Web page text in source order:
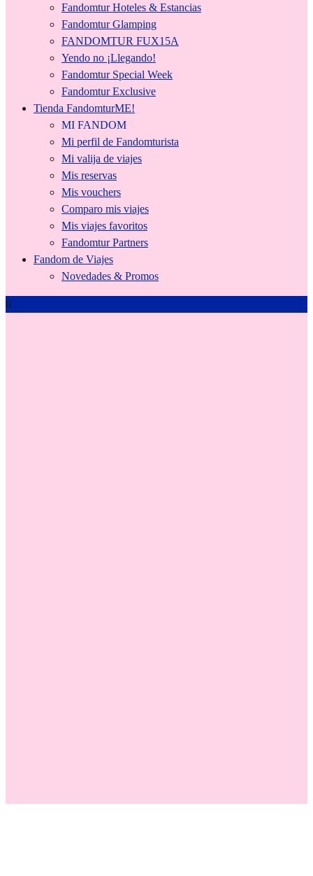
Fandomtur Hoteles & Estancias
Fandomtur Glamping
FANDOMTUR FUX15A
Yendo no ¡Llegando!
Fandomtur Special Week
Fandomtur Exclusive
Tienda FandomturME!
MI FANDOM
Mi perfil de Fandomturista
Mi valija de viajes
Mis reservas
Mis vouchers
Comparo mis viajes
Mis viajes favoritos
Fandomtur Partners
Fandom de Viajes
Novedades & Promos
0